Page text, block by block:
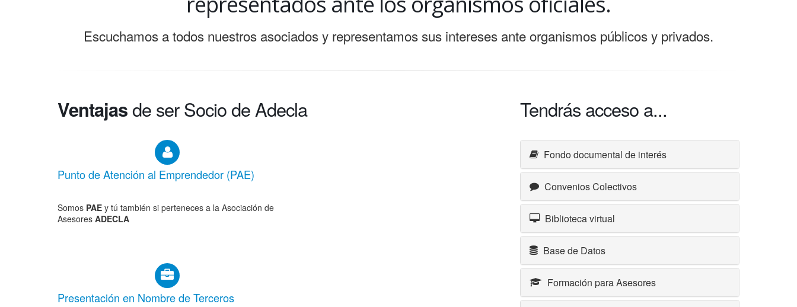
Escuchamos a todos nuestros asociados y representamos sus intereses ante organismos públicos y privados.
Ventajasde ser Socio de Adecla
Punto de Atención al Emprendedor (PAE)
Somos PAE y tú también si perteneces a la Asociación de
Asesores ADECLA
Presentación en Nombre de Terceros
Tendrás acceso a...
Fondo documental de interés
Convenios Colectivos
Biblioteca virtual
Base de Datos
Formación para Asesores